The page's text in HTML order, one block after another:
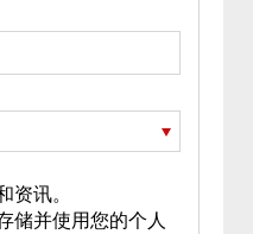
讯。
储并使用您的个人